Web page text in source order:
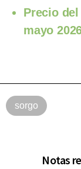
Precio
mayo
sorgo
Notas